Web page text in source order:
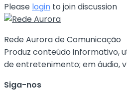
Please login to join discussion
Rede Aurora de Comunicação
Produz conteúdo informativo,
de entretenimento; em áudio,
Siga-nos